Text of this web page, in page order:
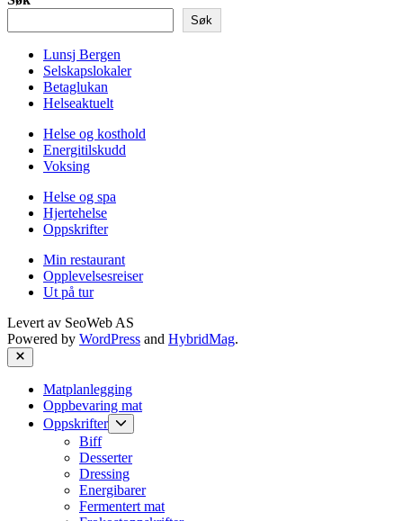
Søk
Lunsj Bergen
Selskapslokaler
Betaglukan
Helseaktuelt
Helse og kosthold
Energitilskudd
Voksing
Helse og spa
Hjertehelse
Oppskrifter
Min restaurant
Opplevelsesreiser
Ut på tur
Levert av SeoWeb AS
Powered by WordPress and HybridMag.
Close
Matplanlegging
Oppbevaring mat
Oppskrifter
sub
Biff
Desserter
Dressing
Energibarer
Fermentert mat